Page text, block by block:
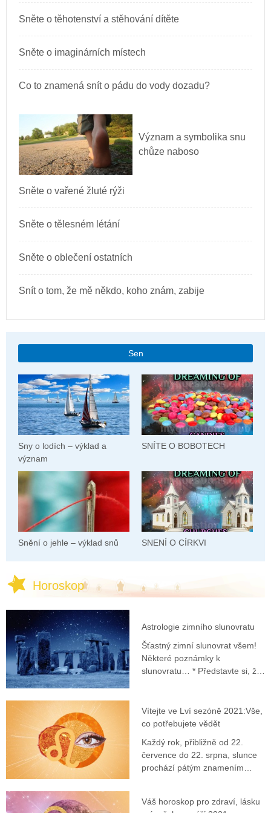
Sněte o těhotenství a stěhování dítěte
Sněte o imaginárních místech
Co to znamená snít o pádu do vody dozadu?
Význam a symbolika snu
chůze naboso
Sněte o vařené žluté rýži
Sněte o tělesném létání
Sněte o oblečení ostatních
Snít o tom, že mě někdo, koho znám, zabije
Sen
Sny o lodích – výklad a
význam
SNÍTE O BOBOTECH
Snění o jehle – výklad snů SNENÍ O CÍRKVI
Horoskop
Astrologie zimního slunovratu
Šťastný zimní slunovrat všem!
Některé poznámky k
slunovratu… * Představte si, že
okamžiků, kdy se vyrovnáte s
množstvím práce, kterou bude
tento dům zpět do formy. Než
začnete, posadíte se na nějaký
náhodný
Vítejte ve Lví sezóně 2021:Vše,
co potřebujete vědět
Každý rok, přibližně od 22.
července do 22. srpna, slunce
prochází pátým znamením
znamením pevného ohně. V
Váš horoskop pro zdraví, lásku